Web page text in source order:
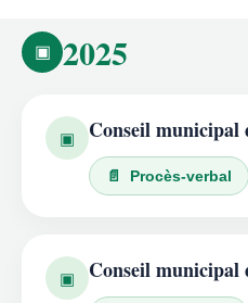
▣ 2025
▣ Conseil municipal
📄 Procès-verbal
▣ Conseil municipal